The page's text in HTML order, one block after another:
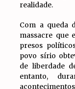
realidade.
Com a queda
massacre que
presos
povo sírio
de liberdade
entanto,